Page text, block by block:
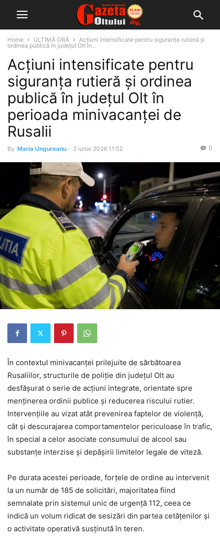
Home ULTIMĂ ORĂ
Acțiuni intensificate pentru siguranța rutieră și
ordinea publică în județul Olt în...
Acțiuni intensificate pentru
siguranța rutieră și ordinea
publică în județul Olt în
perioada minivacanței de
Rusalii
By Maria Ungureanu - 2 iunie 2026 11:52 0
În contextul minivacanței prilejuite de sărbătoarea
Rusaliilor, structurile de poliție din județul Olt au
desfășurat o serie de acțiuni integrate, orientate spre
menținerea ordinii publice și reducerea riscului rutier.
Intervențiile au vizat atât prevenirea faptelor de violență,
cât și descurajarea comportamentelor periculoase în trafic,
în special a celor asociate consumului de alcool sau
substanțe interzise și depășirii limitelor legale de viteză.
Pe durata acestei perioade, forțele de ordine au intervenit
la un număr de 185 de solicitări, majoritatea fiind
semnalate prin sistemul unic de urgență 112, ceea ce
indică un volum ridicat de sesizări din partea cetățenilor și
o activitate operativă susținută în teren.